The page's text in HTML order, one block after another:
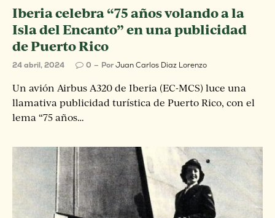
Iberia celebra “75 años volando a la
Isla del Encanto” en una publicidad
de Puerto Rico
24 abril, 2024 0 PorJuan Carlos Diaz Lorenzo
Un avión Airbus A320 de Iberia (EC-MCS) luce una
llamativa publicidad turística de Puerto Rico, con el
lema “75 años…